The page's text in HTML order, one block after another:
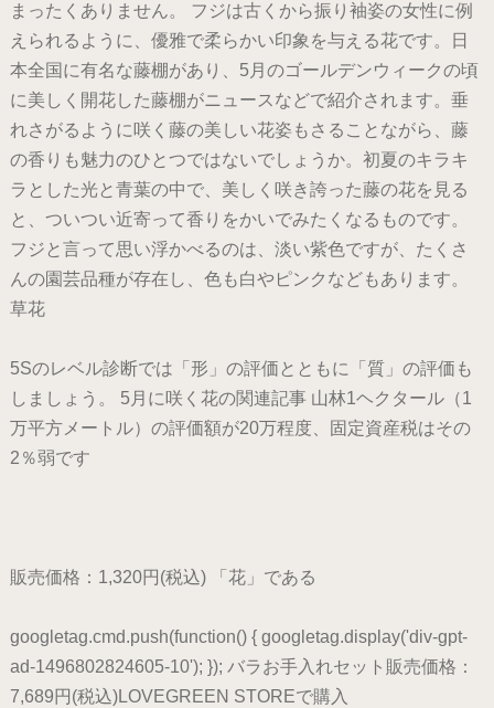
まったくありません。 フジは古くから振り袖姿の女性に例
えられるように、優雅で柔らかい印象を与える花です。日
本全国に有名な藤棚があり、5月のゴールデンウィークの頃
に美しく開花した藤棚がニュースなどで紹介されます。垂
れさがるように咲く藤の美しい花姿もさることながら、藤
の香りも魅力のひとつではないでしょうか。初夏のキラキ
ラとした光と青葉の中で、美しく咲き誇った藤の花を見る
と、ついつい近寄って香りをかいでみたくなるものです。
フジと言って思い浮かべるのは、淡い紫色ですが、たくさ
んの園芸品種が存在し、色も白やピンクなどもあります。
草花
5Sのレベル診断では「形」の評価とともに「質」の評価も
しましょう。 5月に咲く花の関連記事 山林1ヘクタール（1
万平方メートル）の評価額が20万程度、固定資産税はその
2％弱です
販売価格：1,320円(税込) 「花」である
googletag.cmd.push(function() { googletag.display('div-gpt-
ad-1496802824605-10'); }); バラお手入れセット販売価格：
7,689円(税込)LOVEGREEN STOREで購入